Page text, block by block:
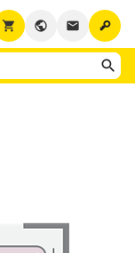
key
email
public
shopping_cart